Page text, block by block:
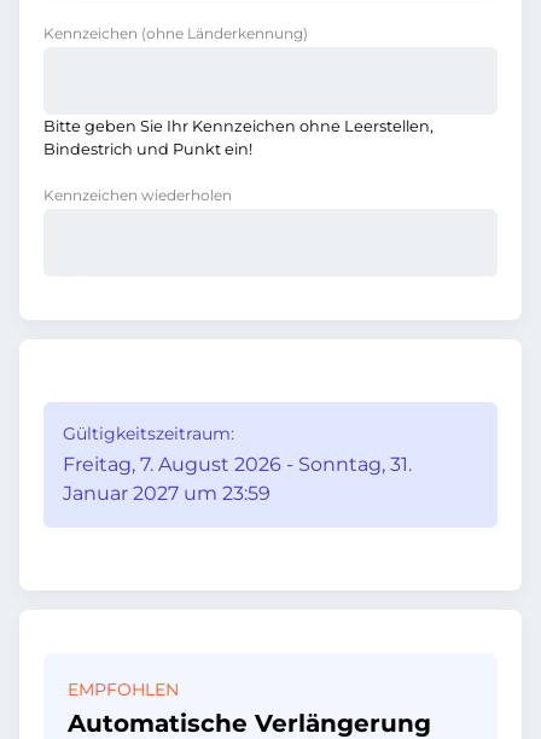
Kennzeichen (ohne Länderkennung)
Bitte geben Sie Ihr Kennzeichen ohne Leerstellen,
Bindestrich und Punkt ein!
Kennzeichen wiederholen
Gültigkeitszeitraum:
Freitag, 7. August 2026 - Sonntag, 31.
Januar 2027 um 23:59
EMPFOHLEN
Automatische Verlängerung